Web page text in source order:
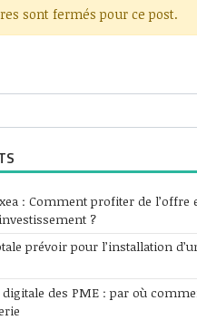
sont fermés pour ce post.
: Comment profiter de l’offre
?
prévoir pour l’installation
des PME : par où